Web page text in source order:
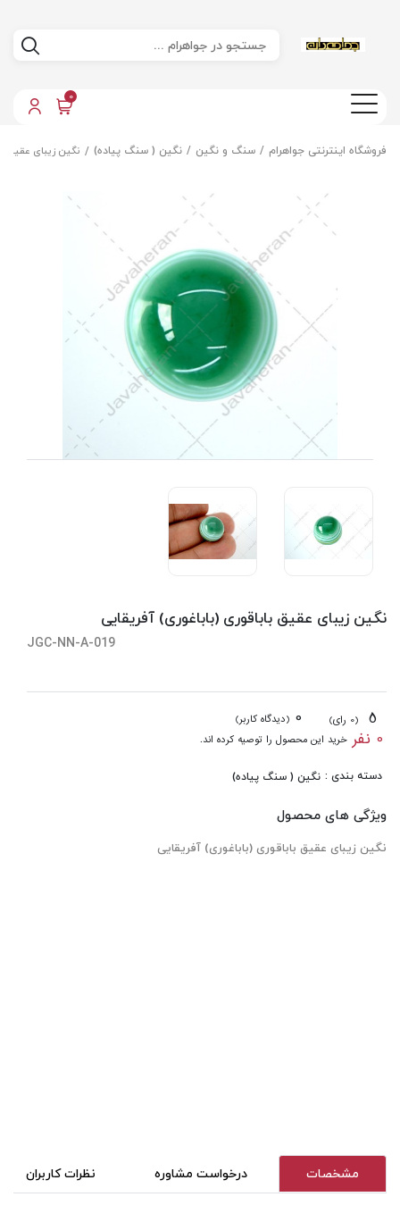
0
فروشگاه اینترنتی جواهرام سنگ و نگین نگین ( سنگ پیاده) نگین زیبای عقیق
نگین زیبای عقیق باباقوری (باباغوری) آفریقایی
JGC-NN-A-019
(0 رای) 0 (دیدگاه کاربر)
0 نفر خرید این محصول را توصیه کرده اند.
دسته بندی : نگین ( سنگ پیاده)
ویژگی های محصول
نگین زیبای عقیق باباقوری (باباغوری) آفریقایی
مشخصات درخواست مشاوره نظرات کاربران